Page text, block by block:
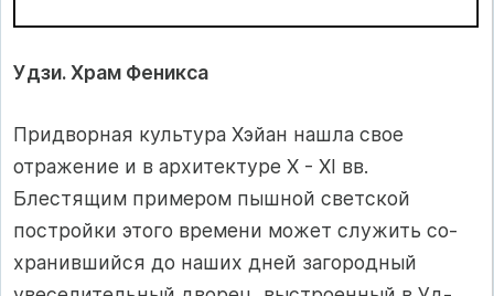
Удзи. Храм Феникса
Придворная культура Хэйан нашла свое
отражение и в архитектуре X - XI вв.
Блестящим примером пышной светской
постройки этого времени может служить со­
хранившийся до наших дней загородный